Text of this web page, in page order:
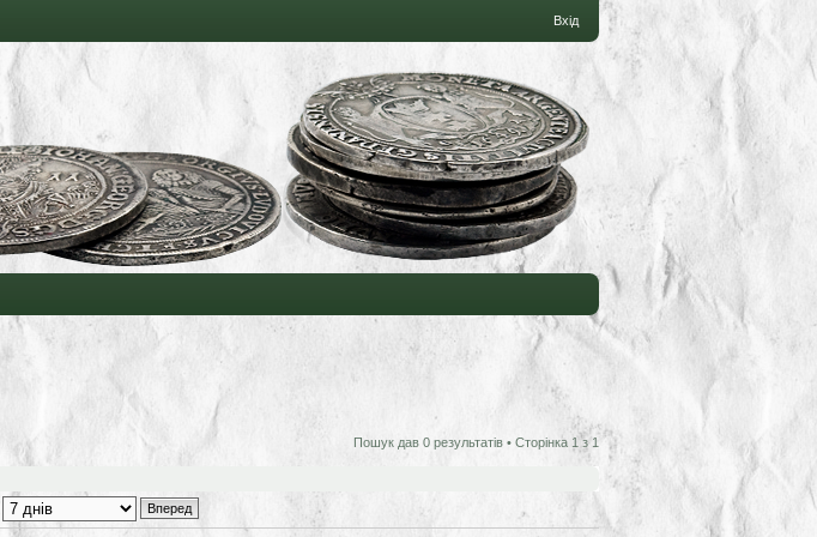
Вхід
Пошук дав 0 результатів • Сторінка 1 з1